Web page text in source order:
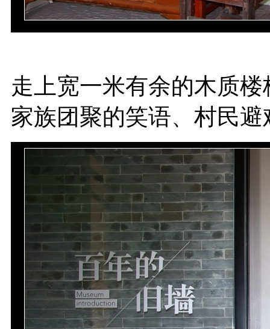
走上宽一米有余的木质
家族团聚的笑语、村民